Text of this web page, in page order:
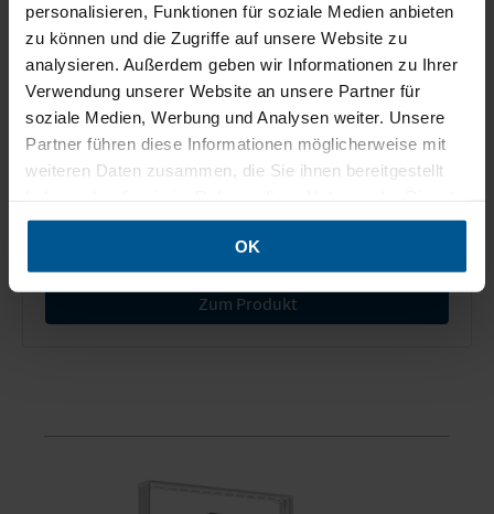
personalisieren, Funktionen für soziale Medien anbieten
zu können und die Zugriffe auf unsere Website zu
analysieren. Außerdem geben wir Informationen zu Ihrer
Verwendung unserer Website an unsere Partner für
soziale Medien, Werbung und Analysen weiter. Unsere
Partner führen diese Informationen möglicherweise mit
weiteren Daten zusammen, die Sie ihnen bereitgestellt
gesammelt haben.
OK
Die leuchtende mobile Messetheke – Mobile
Zum Produkt